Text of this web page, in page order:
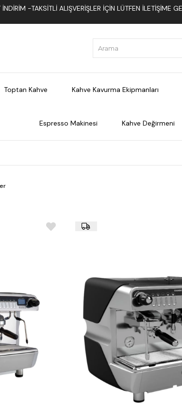
-TAKSITLI ALIŞVERIŞLER İÇIN LÜTFEN
Toptan Kahve Kahve Kavurma Ekipmanları
Espresso Makinesi Kahve Değirmeni